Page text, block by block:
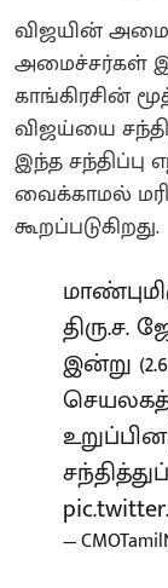
விஜயின்
அமைச்சர்கள்
காங்கிரசின்
விஜய்யை
இந்த
வைக்காமல்
கூறப்படுகிறது.
இன்று
—